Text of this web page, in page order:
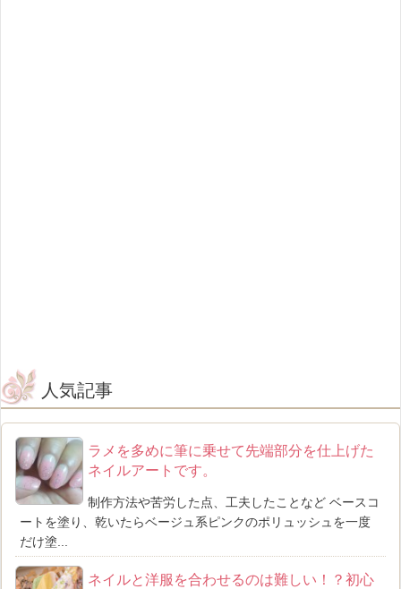
人気記事
ラメを多めに筆に乗せて先端部分を仕上げた
ネイルアートです。
制作方法や苦労した点、工夫したことなど ベースコ
ートを塗り、乾いたらベージュ系ピンクのポリュッシュを一度
だけ塗...
ネイルと洋服を合わせるのは難しい！？初心